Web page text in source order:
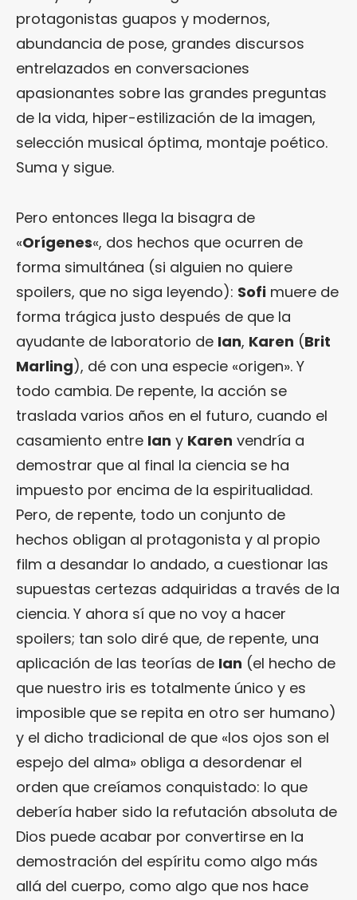
protagonistas guapos y modernos,
abundancia de pose, grandes discursos
entrelazados en conversaciones
apasionantes sobre las grandes preguntas
de la vida, hiper-estilización de la imagen,
selección musical óptima, montaje poético.
Suma y sigue.
Pero entonces llega la bisagra de
«Orígenes«, dos hechos que ocurren de
forma simultánea (si alguien no quiere
spoilers, que no siga leyendo): Sofi muere de
forma trágica justo después de que la
ayudante de laboratorio de Ian, Karen (Brit
Marling), dé con una especie «origen». Y
todo cambia. De repente, la acción se
traslada varios años en el futuro, cuando el
casamiento entre Ian y Karen vendría a
demostrar que al final la ciencia se ha
impuesto por encima de la espiritualidad.
Pero, de repente, todo un conjunto de
hechos obligan al protagonista y al propio
film a desandar lo andado, a cuestionar las
supuestas certezas adquiridas a través de la
ciencia. Y ahora sí que no voy a hacer
spoilers; tan solo diré que, de repente, una
aplicación de las teorías de Ian (el hecho de
que nuestro iris es totalmente único y es
imposible que se repita en otro ser humano)
y el dicho tradicional de que «los ojos son el
espejo del alma» obliga a desordenar el
orden que creíamos conquistado: lo que
debería haber sido la refutación absoluta de
Dios puede acabar por convertirse en la
demostración del espíritu como algo más
allá del cuerpo, como algo que nos hace